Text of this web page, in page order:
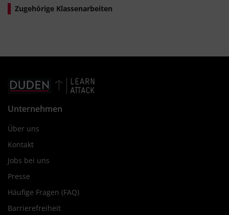
Zugehörige Klassenarbeiten
Unternehmen
Über uns
Kontakt
Jobs bei uns
Presse
Häufige Fragen (FAQ)
Barrierefreiheit